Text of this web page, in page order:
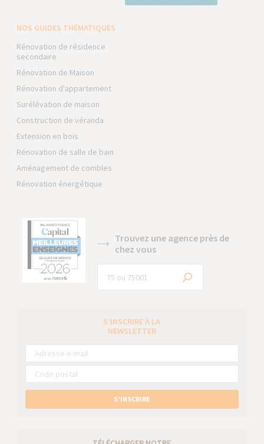
NOS GUIDES THÉMATIQUES
Rénovation de résidence
secondaire
Rénovation de Maison
Rénovation d'appartement
Surélévation de maison
Construction de véranda
Extension en bois
Rénovation de salle de bain
Aménagement de combles
Rénovation énergétique
Trouvez une agence près de
chez vous
S’INSCRIRE À LA
NEWSLETTER
S’INSCRIRE